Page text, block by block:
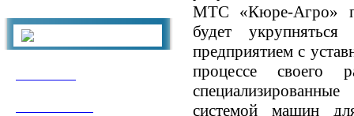
МТС «Кюре-Агро»
будет
предприятием с
процессе своего
системой машин